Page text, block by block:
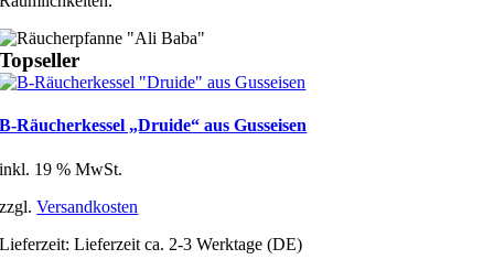
Topseller
B-Räucherkessel „Druide“ aus Gusseisen
inkl. 19 % MwSt.
zzgl.Versandkosten
Lieferzeit:Lieferzeit ca. 2-3 Werktage (DE)